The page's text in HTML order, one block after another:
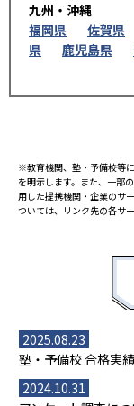
九州・沖縄
福岡県
佐賀県
県
鹿児島県
※教育機関、塾・予備校等
を明示します。また、一部
用した提携機関・企業のサ
ついては、リンク先の各サ
2025.08.23
塾・予備校 合格実
2024.10.31